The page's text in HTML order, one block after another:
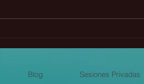
Blog Sesiones Privadas